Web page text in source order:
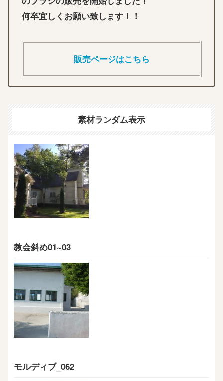
何卒宜しくお願い致します！！
販売ページはこちら
素材ランダム表示
教会斜め01~03
モルディブ_062